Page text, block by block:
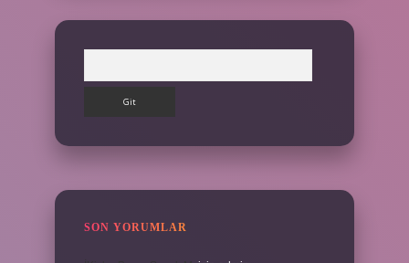
SON YORUMLAR